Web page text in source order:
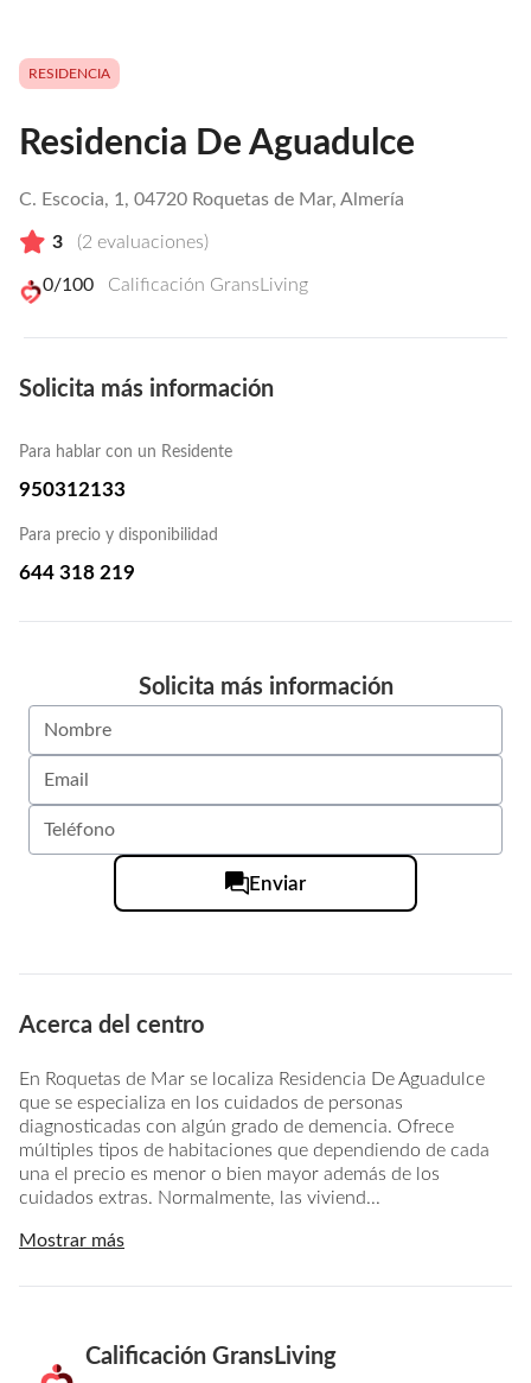
RESIDENCIA
Residencia De Aguadulce
C. Escocia, 1, 04720 Roquetas de Mar, Almería
3 (2 evaluaciones)
0/100 Calificación GransLiving
Solicita más información
Para hablar con un Residente
950312133
Para precio y disponibilidad
644 318 219
Solicita más información
Enviar
Acerca del centro
En Roquetas de Mar se localiza Residencia De Aguadulce
que se especializa en los cuidados de personas
diagnosticadas con algún grado de demencia. Ofrece
múltiples tipos de habitaciones que dependiendo de cada
una el precio es menor o bien mayor además de los
cuidados extras. Normalmente, las viviend...
Mostrar más
Calificación GransLiving